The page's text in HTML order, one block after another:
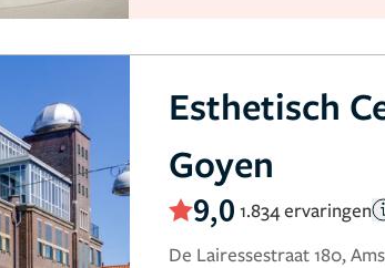
Esthetisch
Goyen
9,0 1.834 ervaringen
De Lairessestraat 180,